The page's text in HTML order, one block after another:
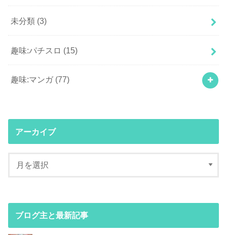
未分類 (3)
趣味:パチスロ (15)
趣味:マンガ (77)
アーカイブ
ブログ主と最新記事